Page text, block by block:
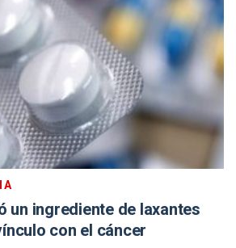
un ingrediente de laxantes
con el cáncer